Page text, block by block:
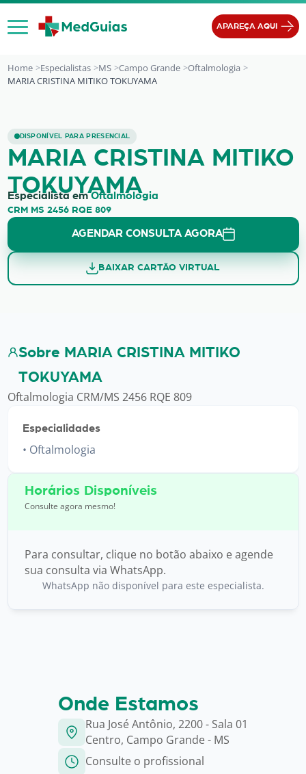
Ir para o conteúdo
APAREÇA AQUI
Home Especialistas MS Campo Grande
Oftalmologia
MARIA CRISTINA MITIKO TOKUYAMA
DISPONÍVEL PARA PRESENCIAL
MARIA CRISTINA MITIKO TOKUYAMA
MARIA CRISTINA MITIKO
TOKUYAMA
Especialista emOftalmologia
CRM MS 2456 RQE 809
AGENDAR CONSULTA AGORA
BAIXAR CARTÃO VIRTUAL
Sobre MARIA CRISTINA MITIKO
TOKUYAMA
Oftalmologia CRM/MS 2456 RQE 809
Especialidades
Oftalmologia
Horários Disponíveis
Consulte agora mesmo!
Para consultar, clique no botão abaixo e agende
sua consulta via WhatsApp.
WhatsApp não disponível para este especialista.
Onde Estamos
Rua José Antônio, 2200 - Sala 01
Centro, Campo Grande - MS
Consulte o profissional